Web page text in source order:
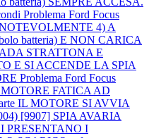
Problema Ford Focus
4) A
batteria) E NON CARICA
STRATTONA E
E SI ACCENDE LA SPIA
Problema Ford Focus
MOTORE FATICA AD
IL MOTORE SI AVVIA
[9907] SPIA AVARIA
PRESENTANO I